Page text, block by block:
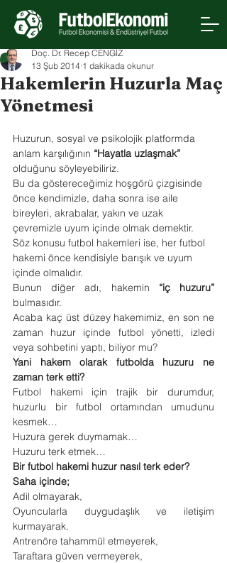
Hakemlerin Huzurla Maç
Yönetmesi
Doç. Dr. Recep CENGİZ
13 Şub 2014 1 dakikada okunur
Huzurun, sosyal ve psikolojik platformda
anlam karşılığının “Hayatla uzlaşmak”
olduğunu söyleyebiliriz.
Bu da göstereceğimiz hoşgörü çizgisinde
önce kendimizle, daha sonra ise aile
bireyleri, akrabalar, yakın ve uzak
çevremizle uyum içinde olmak demektir.
Söz konusu futbol hakemleri ise, her futbol
hakemi önce kendisiyle barışık ve uyum
içinde olmalıdır.
Bunun diğer adı, hakemin
bulmasıdır.
Acaba kaç üst düzey hakemimiz, en son ne
zaman huzur içinde futbol yönetti, izledi
veya sohbetini yaptı, biliyor mu?
Yani hakem olarak futbolda huzuru ne
zaman terk etti?
Futbol hakemi için trajik bir durumdur,
huzurlu bir futbol ortamından umudunu
kesmek…
Huzura gerek duymamak…
Huzuru terk etmek…
Bir futbol hakemi huzur nasıl terk eder?
Saha içinde;
Adil olmayarak,
Oyuncularla duygudaşlık ve iletişim
kurmayarak.
Antrenöre tahammül etmeyerek,
Taraftara güven vermeyerek,